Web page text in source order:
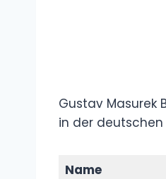
Gustav Masurek
in der
Name